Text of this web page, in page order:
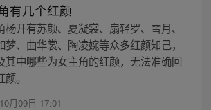
有几个红颜
杨开有苏颜、夏凝裳、扇轻罗、雪月、
、曲华裳、陶凌婉等众多红颜知己，
其中哪些为女主角的红颜，无法准确回
。
月09日 17:01